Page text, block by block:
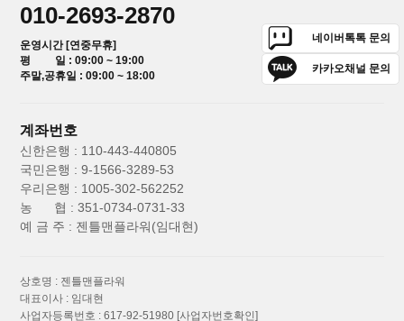
010-2693-2870
운영시간 [연중무휴]
평 일 : 09:00 ~ 19:00
주말,공휴일 : 09:00 ~ 18:00
네이버톡톡 문의
카카오채널 문의
계좌번호
신한은행 : 110-443-440805
국민은행 : 9-1566-3289-53
우리은행 : 1005-302-562252
농 협 : 351-0734-0731-33
예 금 주 : 젠틀맨플라워(임대현)
상호명 : 젠틀맨플라워
대표이사 : 임대현
사업자등록번호 : 617-92-51980 [사업자번호확인]